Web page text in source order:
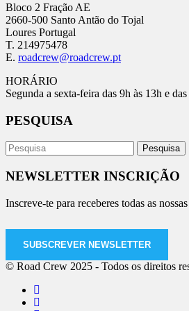
Bloco 2 Fração AE
2660-500 Santo Antão do Tojal
Loures Portugal
T. 214975478
E. roadcrew@roadcrew.pt
HORÁRIO
Segunda a sexta-feira das 9h às 13h e
PESQUISA
NEWSLETTER INSCRIÇÃO
Inscreve-te para receberes todas as
SUBSCREVER NEWSLETTER
© Road Crew 2025 - Todos os direitos